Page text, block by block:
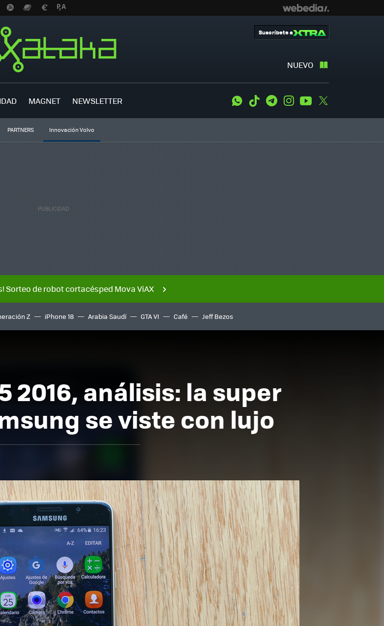
NUEVO
Suscríbete a
MAGNET NEWSLETTER WhatsApp
Tiktok TelegramInstagramYoutube
PARTNERS Innovación Volvo
Sorteo de robot cortacésped Mova ViAX
Z iPhone 18 Arabia Saudí GTA VI Café Jeff Bezos
2016, análisis: la super
se viste con lujo